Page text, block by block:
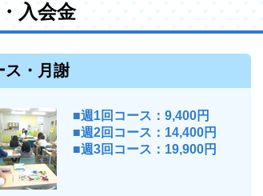
入会金
ス・月謝
■週1回コース：9,400円
■週2回コース：14,400円
■週3回コース：19,900円